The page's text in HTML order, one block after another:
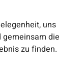
uns
die
zu finden.